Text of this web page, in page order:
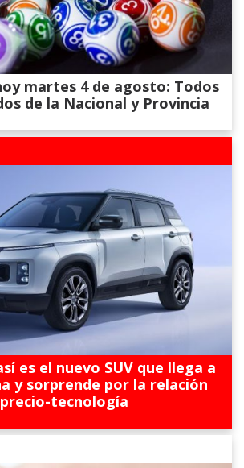
martes 4 de agosto: Todos
de la Nacional y Provincia
es el nuevo SUV que llega a
y sorprende por la relación
precio-tecnología